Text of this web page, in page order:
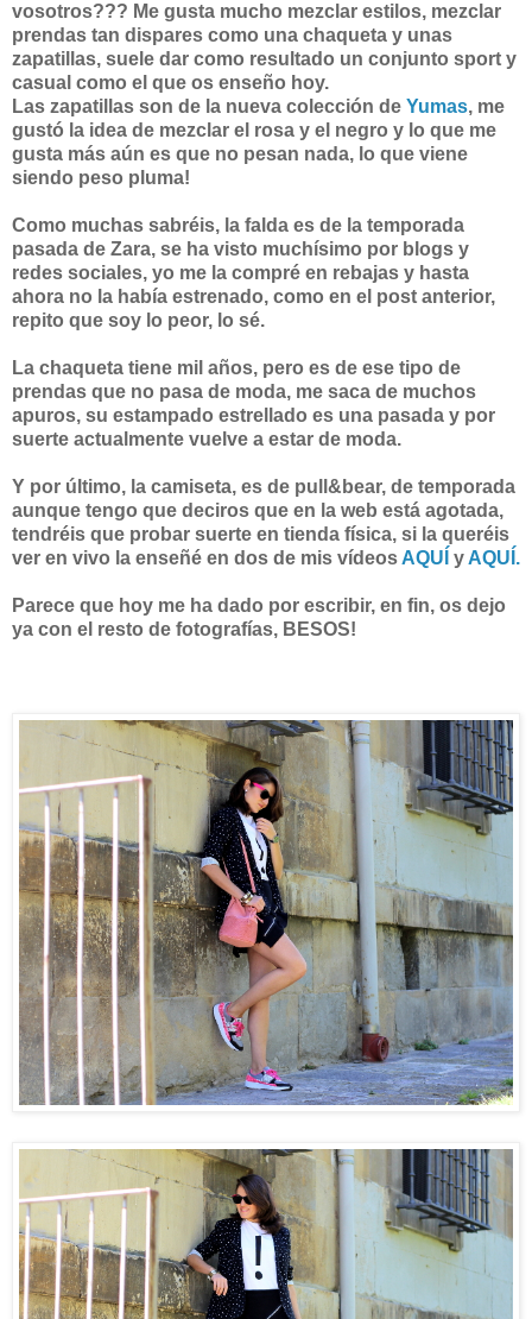
vosotros??? Me gusta mucho mezclar estilos, mezclar
prendas tan dispares como una chaqueta y unas
zapatillas, suele dar como resultado un conjunto sport y
casual como el que os enseño hoy.
Las zapatillas son de la nueva colección de Yumas, me
gustó la idea de mezclar el rosa y el negro y lo que me
gusta más aún es que no pesan nada, lo que viene
siendo peso pluma!
Como muchas sabréis, la falda es de la temporada
pasada de Zara, se ha visto muchísimo por blogs y
redes sociales, yo me la compré en rebajas y hasta
ahora no la había estrenado, como en el post anterior,
repito que soy lo peor, lo sé.
La chaqueta tiene mil años, pero es de ese tipo de
prendas que no pasa de moda, me saca de muchos
apuros, su estampado estrellado es una pasada y por
suerte actualmente vuelve a estar de moda.
Y por último, la camiseta, es de pull&bear, de temporada
aunque tengo que deciros que en la web está agotada,
tendréis que probar suerte en tienda física, si la queréis
ver en vivo la enseñé en dos de mis vídeos AQUÍ y AQUÍ.
Parece que hoy me ha dado por escribir, en fin, os dejo
ya con el resto de fotografías, BESOS!